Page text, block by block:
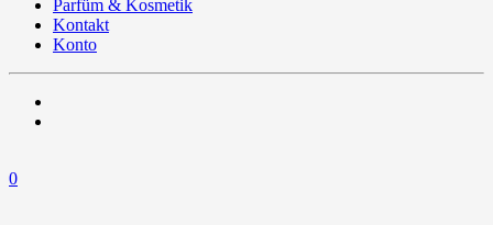
Parfüm & Kosmetik
Kontakt
Konto
0